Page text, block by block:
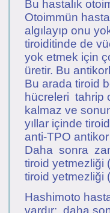
Bu hastalık
Otoimmün
algılayıp onu
tiroiditinde de
yok etmek için
üretir. Bu
Bu arada tiroid
hücreleri tahrip
kalmaz ve
yıllar içinde
anti-TPO
Daha sonra
tiroid yetmezliği
tiroid yetmezliği
Hashimoto
vardır; daha